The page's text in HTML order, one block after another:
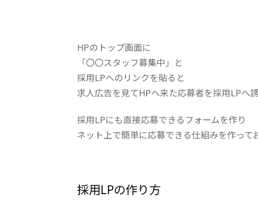
HPのトップ画面に
「〇〇スタッフ募集中」と
採用LPへのリンクを貼ると
求人広告を見てHPへ来た応募者を採用LPへ誘
採用LPにも直接応募できるフォームを作り
ネット上で簡単に応募できる仕組みを作って
採用LPの作り方